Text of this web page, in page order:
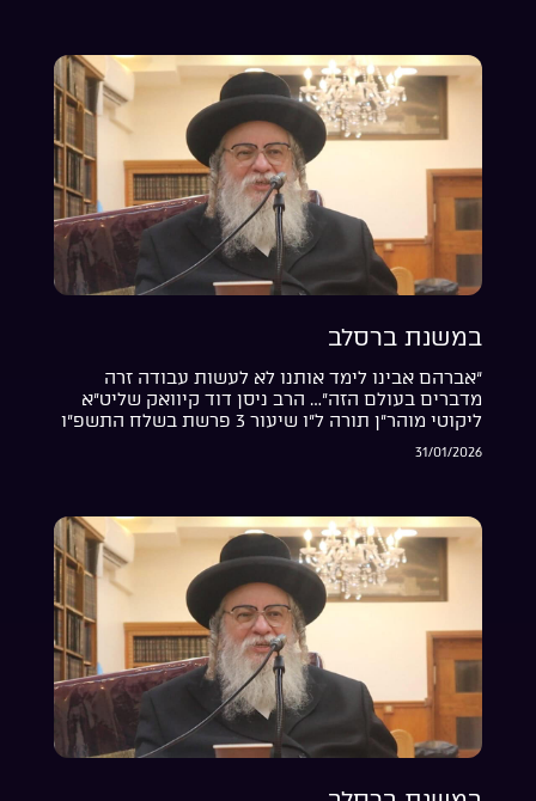
במשנת ברסלב
“אברהם אבינו לימד אותנו לא לעשות עבודה זרה
מדברים בעולם הזה”… הרב ניסן דוד קיוואק שליט”א
ליקוטי מוהר”ן תורה ל”ו שיעור 3 פרשת בשלח התשפ”ו
31/01/2026